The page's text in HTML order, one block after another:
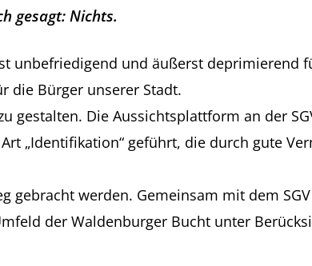
gesagt: Nichts.
unbefriedigend und äußerst deprimierend
die Bürger unserer Stadt.
gestalten. Die Aussichtsplattform an der
„Identifikation“ geführt, die durch gute
gebracht werden. Gemeinsam mit dem
der Waldenburger Bucht unter